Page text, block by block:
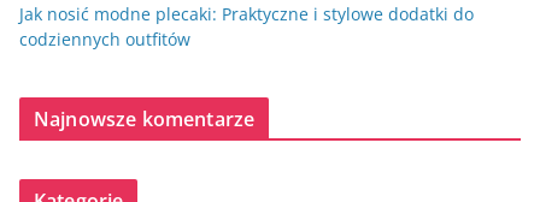
Jak nosić modne plecaki: Praktyczne i stylowe dodatki do
codziennych outfitów
Najnowsze komentarze